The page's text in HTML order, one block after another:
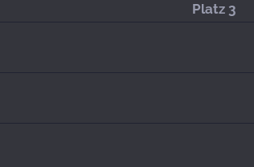
Platz 3